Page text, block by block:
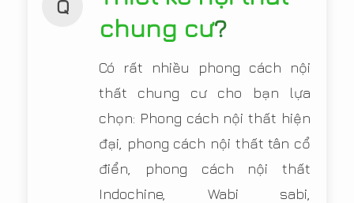
Q
chung cư?
Có rất nhiều phong cách nội
thất chung cư cho bạn lựa
chọn: Phong cách nội thất hiện
đại, phong cách nội thất tân cổ
điển, phong cách nội thất
Indochine, Wabi sabi,